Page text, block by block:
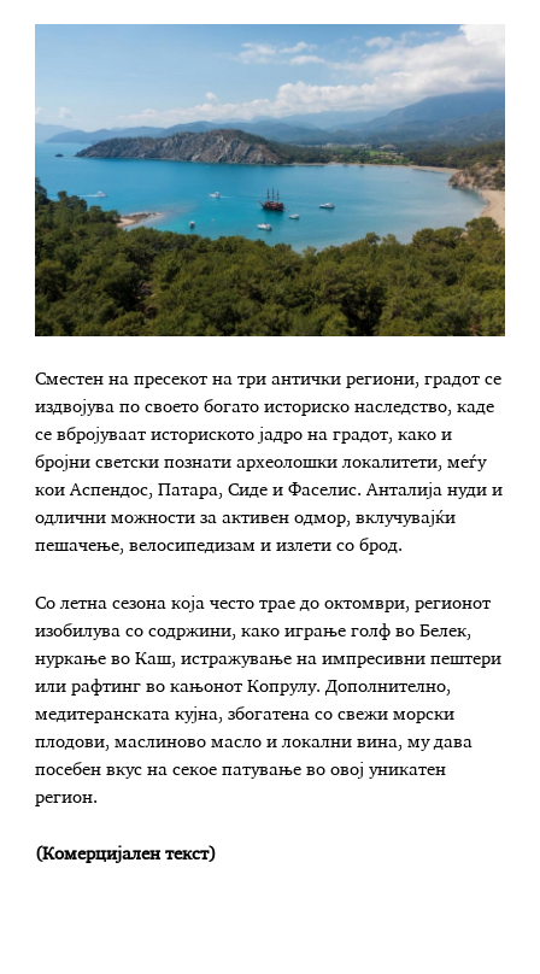
Сместен на пресекот на три антички региони, градот се
издвојува по своето богато историско наследство, каде
се вбројуваат историското јадро на градот, како и
бројни светски познати археолошки локалитети, меѓу
кои Аспендос, Патара, Сиде и Фаселис. Анталија нуди и
одлични можности за активен одмор, вклучувајќи
пешачење, велосипедизам и излети со брод.
Со летна сезона која често трае до октомври, регионот
изобилува со содржини, како играње голф во Белек,
нуркање во Каш, истражување на импресивни пештери
или рафтинг во кањонот Копрулу. Дополнително,
медитеранската кујна, збогатена со свежи морски
плодови, маслиново масло и локални вина, му дава
посебен вкус на секое патување во овој уникатен
регион.
(Комерцијален текст)